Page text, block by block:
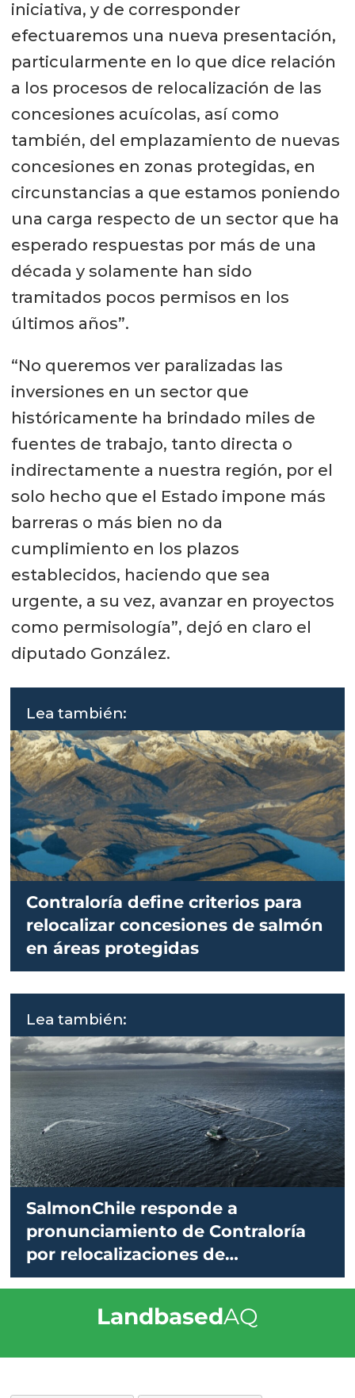
iniciativa, y de corresponder
efectuaremos una nueva presentación,
particularmente en lo que dice relación
a los procesos de relocalización de las
concesiones acuícolas, así como
también, del emplazamiento de nuevas
concesiones en zonas protegidas, en
circunstancias a que estamos poniendo
una carga respecto de un sector que ha
esperado respuestas por más de una
década y solamente han sido
tramitados pocos permisos en los
últimos años”.
“No queremos ver paralizadas las
inversiones en un sector que
históricamente ha brindado miles de
fuentes de trabajo, tanto directa o
indirectamente a nuestra región, por el
solo hecho que el Estado impone más
barreras o más bien no da
cumplimiento en los plazos
establecidos, haciendo que sea
urgente, a su vez, avanzar en proyectos
como permisología”, dejó en claro el
diputado González.
Lea también:
Contraloría define criterios para
relocalizar concesiones de salmón
en áreas protegidas
Lea también:
SalmonChile responde a
pronunciamiento de Contraloría
por relocalizaciones de
concesiones
LandbasedAQ